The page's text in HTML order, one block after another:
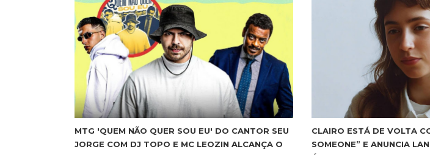
MTG 'QUEM NÃO QUER SOU EU' DO CANTOR SEU
JORGE COM DJ TOPO E MC LEOZIN ALCANÇA O
CLAIRO ESTÁ DE VOLTA
SOMEONE” E ANUNCIA